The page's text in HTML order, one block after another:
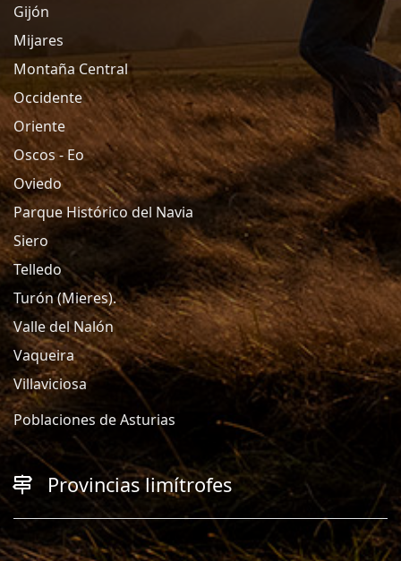
Gijón
Mijares
Montaña Central
Occidente
Oriente
Oscos - Eo
Oviedo
Parque Histórico del Navia
Siero
Telledo
Turón (Mieres).
Valle del Nalón
Vaqueira
Villaviciosa
Poblaciones de Asturias
Provincias limítrofes